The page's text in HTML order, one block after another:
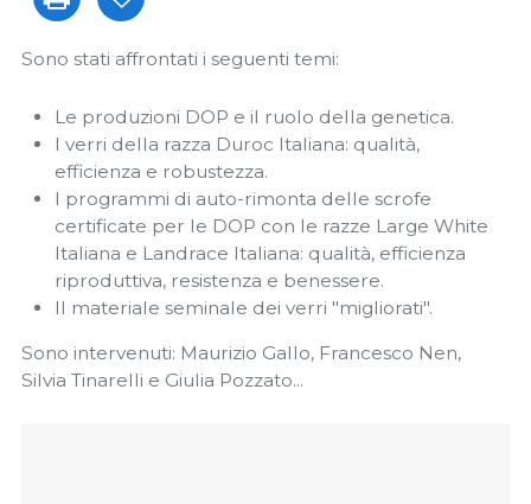
Sono stati affrontati i seguenti temi:
Le produzioni DOP e il ruolo della genetica.
I verri della razza Duroc Italiana: qualità,
efficienza e robustezza.
I programmi di auto-rimonta delle scrofe
certificate per le DOP con le razze Large White
Italiana e Landrace Italiana: qualità, efficienza
riproduttiva, resistenza e benessere.
Il materiale seminale dei verri "migliorati".
Sono intervenuti: Maurizio Gallo, Francesco Nen,
Silvia Tinarelli e Giulia Pozzato...